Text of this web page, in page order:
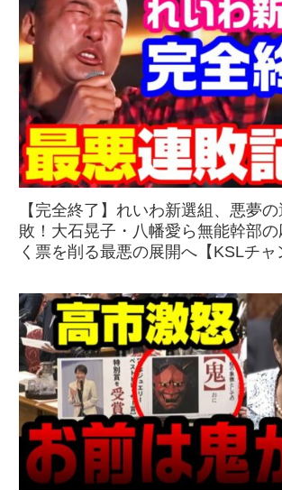
【完全終了】れいわ新選組、悪夢
敗！大石晃子・八幡愛ら無能幹部の
く票を削る最悪の展開へ【KSLチャ